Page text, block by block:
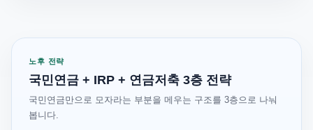
노후 전략
국민연금 + IRP + 연금저축 3층 전략
국민연금만으로 모자라는 부분을 메우는 구조를 3층으로 나눠
봅니다.